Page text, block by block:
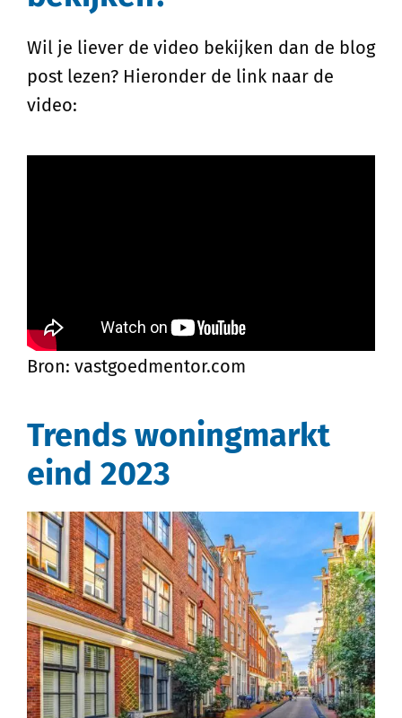
Wil je liever de video bekijken dan de blog
post lezen? Hieronder de link naar de
video:
Bron: vastgoedmentor.com
Trends woningmarkt
eind 2023